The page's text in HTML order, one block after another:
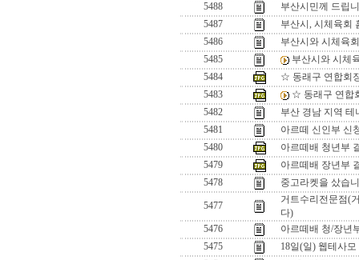
5488
부산시민께 드립
5487
부산시, 시체육회
5486
부산시와 시체육
5485
부산시와 시체
5484
☆ 동래구 연합회
5483
☆ 동래구 연합
5482
부산 경남 지역
5481
아르떼 신인부 신
5480
아르떼배 청년부
5479
아르떼배 장년부
5478
중고라켓을 샀습
5477
거트수리전문점(
다)
5476
아르떼배 청/장년
5475
18일(일) 웹테사